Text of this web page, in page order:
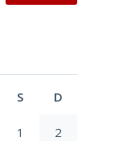
S D
1 2